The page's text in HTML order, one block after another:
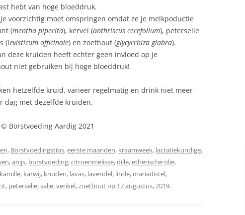
hebt van hoge bloeddruk.
voorzichtig moet omspringen omdat ze je melkpoductie
(mentha piperita), kervel (anthriscus cerefolium), peterselie
(levisticum officinale) en zoethout (glycyrrhiza glabra).
deze kruiden heeft echter geen invloed op je
niet gebruiken bij hoge bloeddruk!
hetzelfde kruid, varieer regelmatig en drink niet meer
dag met dezelfde kruiden.
© Borstvoeding Aardig 2021
, Borstvoedingstips,eerste maanden, kraamweek, lactatiekundige,
,anijs, borstvoeding,citroenmelisse,dille,etherische olie,
kamille, karwij, kruiden, lavas, lavendel, linde, mariadistel,
, peterselie,salie,venkel,zoethoutop 17 augustus, 2019.